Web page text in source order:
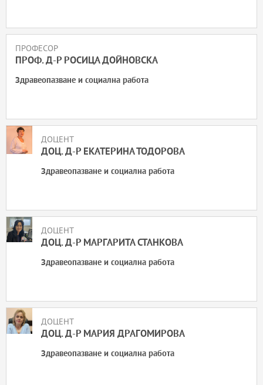
Архитектура
Български институт по Египтология
Здравеопазване и социална работа
Изследователски център за компютърна и приложна лингвистика
Изследователски център по когнитивна наука
Икономика
Информатика
Медии и комуникация
ПРОФЕСОР
ПРОФ. Д-Р РОСИЦА ДОЙНОВСКА
Здравеопазване и социална работа
ДОЦЕНТ
ДОЦ. Д-Р ЕКАТЕРИНА ТОДОРОВА
Здравеопазване и социална работа
ДОЦЕНТ
ДОЦ. Д-Р МАРГАРИТА СТАНКОВА
Здравеопазване и социална работа
ДОЦЕНТ
ДОЦ. Д-Р МАРИЯ ДРАГОМИРОВА
Здравеопазване и социална работа